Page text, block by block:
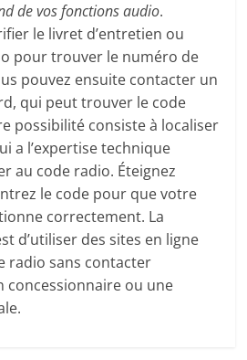
de vos fonctions audio.
le livret d’entretien ou
pour trouver le numéro de
pouvez ensuite contacter un
qui peut trouver le code
possibilité consiste à localiser
a l’expertise technique
au code radio. Éteignez
le code pour que votre
correctement. La
d’utiliser des sites en ligne
radio sans contacter
concessionnaire ou une